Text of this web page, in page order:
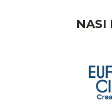
NASI